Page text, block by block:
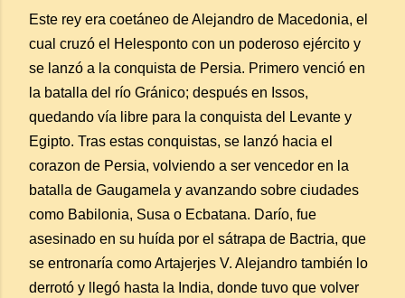
Este rey era coetáneo de Alejandro de Macedonia, el
cual cruzó el Helesponto con un poderoso ejército y
se lanzó a la conquista de Persia. Primero venció en
la batalla del río Gránico; después en Issos,
quedando vía libre para la conquista del Levante y
Egipto. Tras estas conquistas, se lanzó hacia el
corazon de Persia, volviendo a ser vencedor en la
batalla de Gaugamela y avanzando sobre ciudades
como Babilonia, Susa o Ecbatana. Darío, fue
asesinado en su huída por el sátrapa de Bactria, que
se entronaría como Artajerjes V. Alejandro también lo
derrotó y llegó hasta la India, donde tuvo que volver